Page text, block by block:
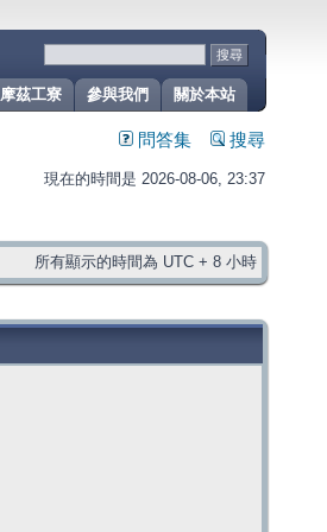
關於本站
參與我們
摩茲工寮
問答集 搜尋
現在的時間是 2026-08-06, 23:37
所有顯示的時間為 UTC + 8 小時